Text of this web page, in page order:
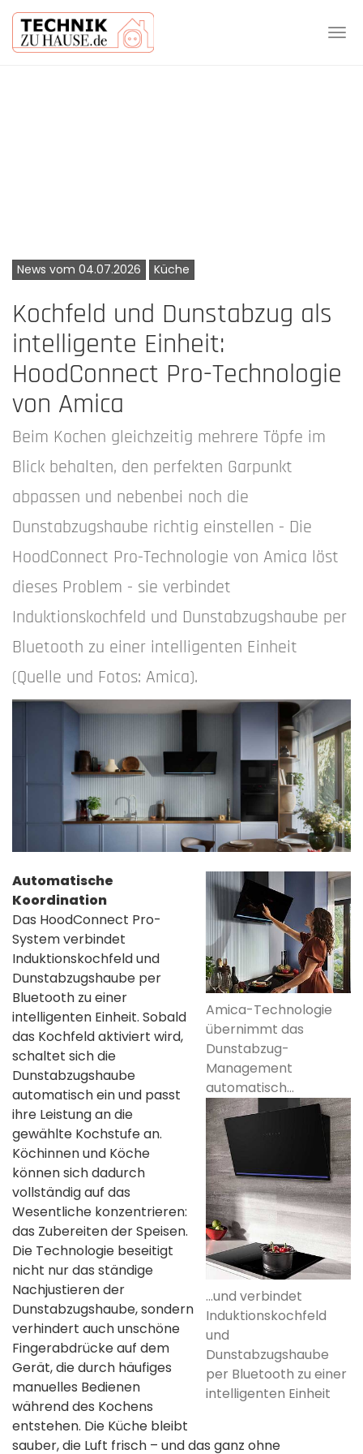
News vom 04.07.2026 Küche
Kochfeld und Dunstabzug als
intelligente Einheit:
HoodConnect Pro-Technologie
von Amica
Beim Kochen gleichzeitig mehrere Töpfe im
Blick behalten, den perfekten Garpunkt
abpassen und nebenbei noch die
Dunstabzugshaube richtig einstellen - Die
HoodConnect Pro-Technologie von Amica löst
dieses Problem - sie verbindet
Induktionskochfeld und Dunstabzugshaube per
Bluetooth zu einer intelligenten Einheit
(Quelle und Fotos: Amica).
Amica-Technologie
übernimmt das
Dunstabzug-
Management
automatisch...
...und verbindet
Induktionskochfeld
und
Dunstabzugshaube
per Bluetooth zu einer
intelligenten Einheit
Automatische
Koordination
Das HoodConnect Pro-
System verbindet
Induktionskochfeld und
Dunstabzugshaube per
Bluetooth zu einer
intelligenten Einheit. Sobald
das Kochfeld aktiviert wird,
schaltet sich die
Dunstabzugshaube
automatisch ein und passt
ihre Leistung an die
gewählte Kochstufe an.
Köchinnen und Köche
können sich dadurch
vollständig auf das
Wesentliche konzentrieren:
das Zubereiten der Speisen.
Die Technologie beseitigt
nicht nur das ständige
Nachjustieren der
Dunstabzugshaube, sondern
verhindert auch unschöne
Fingerabdrücke auf dem
Gerät, die durch häufiges
manuelles Bedienen
während des Kochens
entstehen. Die Küche bleibt
sauber, die Luft frisch – und das ganz ohne